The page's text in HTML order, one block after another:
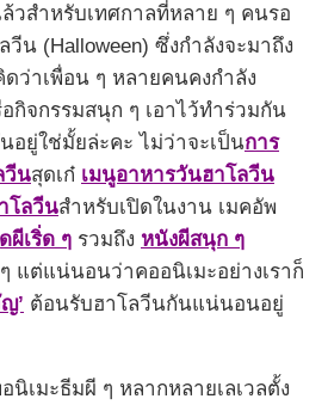
วสำหรับเทศกาลที่หลาย ๆ คนรอ
วีน (Halloween) ซึ่งกำลังจะมาถึง
ว่าเพื่อน ๆ หลายคนคงกำลัง
กิจกรรมสนุก ๆ เอาไว้ทำร่วมกัน
ยู่ใช่มั้ยล่ะคะ ไม่ว่าจะเป็นการ
วีนสุดเก๋ เมนูอาหารวันฮาโลวีน
โลวีนสำหรับเปิดในงาน เมคอัพ
ผีเริ่ด ๆ รวมถึง หนังผีสนุก ๆ
แต่แน่นอนว่าคออนิเมะอย่างเราก็
’ ต้อนรับฮาโลวีนกันแน่นอนอยู่
นิเมะธีมผี ๆ หลากหลายเลเวลตั้ง